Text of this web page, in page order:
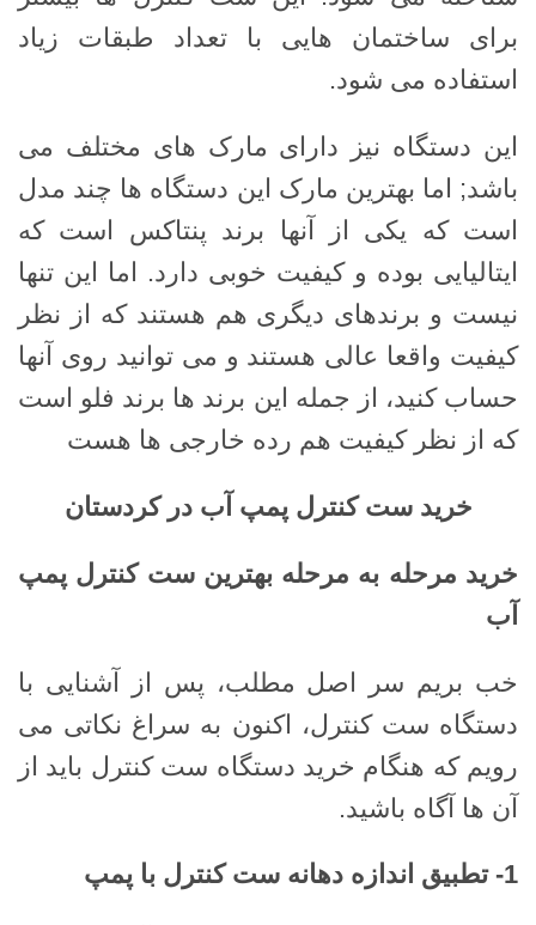
برای ساختمان هایی با تعداد طبقات زیاد
استفاده می شود.
این دستگاه نیز دارای مارک های مختلف می
باشد; اما بهترین مارک این دستگاه ها چند مدل
است که یکی از آنها برند پنتاکس است که
ایتالیایی بوده و کیفیت خوبی دارد. اما این تنها
نیست و برندهای دیگری هم هستند که از نظر
کیفیت واقعا عالی هستند و می توانید روی آنها
حساب کنید، از جمله این برند ها برند فلو است
که از نظر کیفیت هم رده خارجی ها هست
خرید ست کنترل پمپ آب در کردستان
خرید مرحله به مرحله بهترین ست کنترل پمپ
آب
خب بریم سر اصل مطلب، پس از آشنایی با
دستگاه ست کنترل، اکنون به سراغ نکاتی می
رویم که هنگام خرید دستگاه ست کنترل باید از
آن ها آگاه باشید.
1- تطبیق اندازه دهانه ست کنترل با پمپ